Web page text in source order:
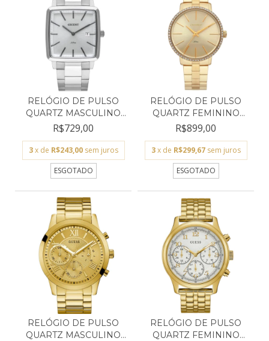
RELÓGIO DE PULSO
QUARTZ MASCULINO
ORIENT...
R$729,00
3 x de R$243,00 sem juros
ESGOTADO
RELÓGIO DE PULSO
QUARTZ FEMININO
ORIENT...
R$899,00
3 x de R$299,67 sem juros
ESGOTADO
RELÓGIO DE PULSO
QUARTZ MASCULINO
RELÓGIO DE PULSO
QUARTZ FEMININO